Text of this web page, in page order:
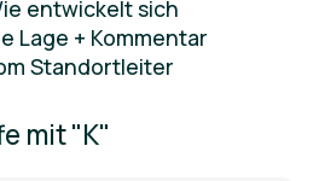
entwickelt sich
Lage + Kommentar
Standortleiter
mit "K"